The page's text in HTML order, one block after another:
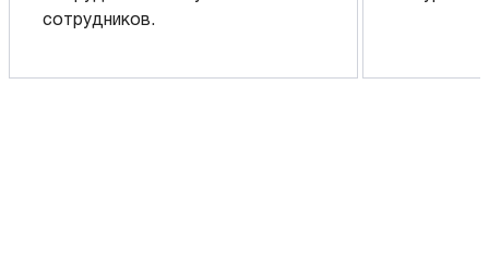
сотрудников.